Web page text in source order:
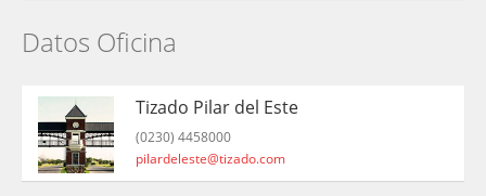
Datos Oficina
Tizado Pilar del Este
(0230) 4458000
pilardeleste@tizado.com